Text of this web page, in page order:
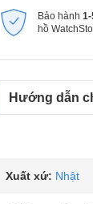
Bảo hành 1-
hồ
Hướng dẫn
Xuất xứ: Nhật